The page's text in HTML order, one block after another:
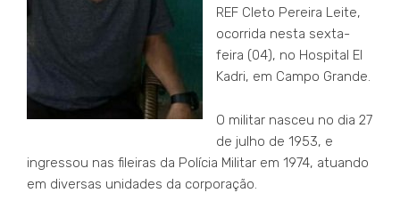
REF Cleto Pereira Leite,
ocorrida nesta sexta-
feira (04), no Hospital El
Kadri, em Campo Grande.
O militar nasceu no dia 27
de julho de 1953, e
ingressou nas fileiras da Polícia Militar em 1974, atuando
em diversas unidades da corporação.